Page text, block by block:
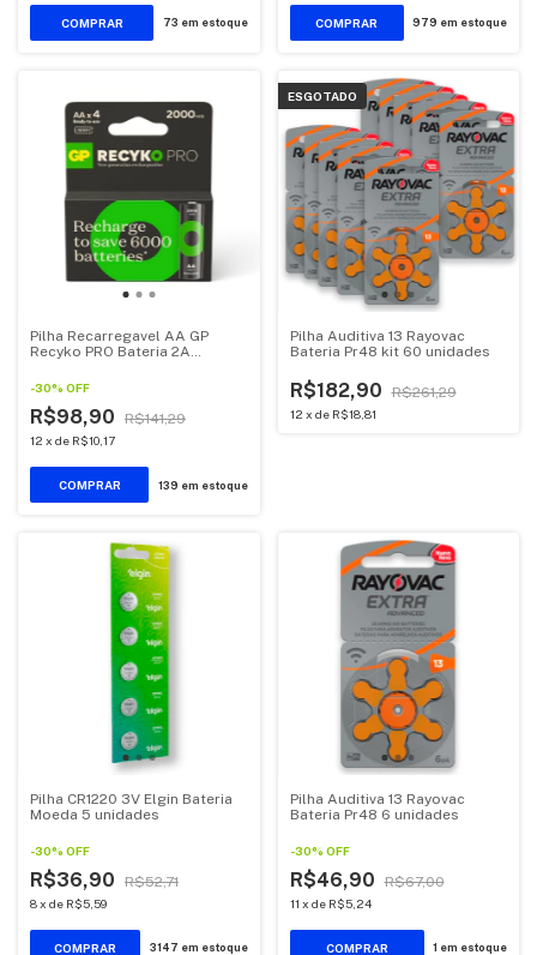
73 em estoque 979 em estoque
Pilha Recarregavel AA GP
Recyko PRO Bateria 2A
-30% OFF
R$98,90 R$141,29
12 x de R$10,17
139 em estoque
ESGOTADO
Pilha Auditiva 13 Rayovac
Bateria Pr48 kit 60 unidades
R$182,90 R$261,29
12 x de R$18,81
Pilha CR1220 3V Elgin Bateria
Moeda 5 unidades
-30% OFF
R$36,90 R$52,71
8x de R$5,59
3147 em estoque
Pilha Auditiva 13 Rayovac
Bateria Pr48 6 unidades
-30% OFF
R$46,90 R$67,00
11 x de R$5,24
1 em estoque